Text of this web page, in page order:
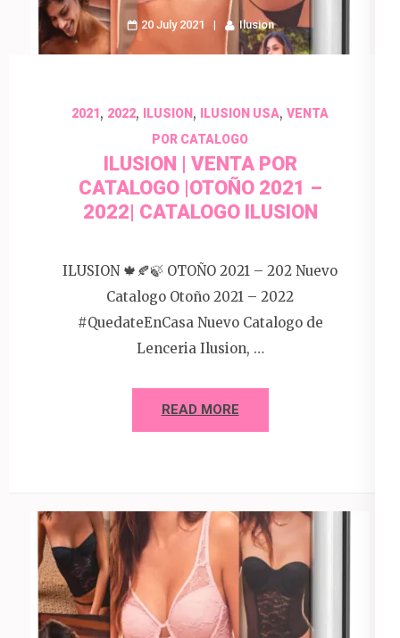
20 July 2021 Ilusion
2021, 2022, ILUSION , ILUSION USA, VENTA
POR CATALOGO
ILUSION | VENTA POR
CATALOGO |OTOÑO 2021 –
2022| CATALOGO ILUSION
ILUSION 🍁🍂🍃 OTOÑO 2021 – 202 Nuevo
Catalogo Otoño 2021 – 2022
#QuedateEnCasa Nuevo Catalogo de
Lenceria Ilusion, …
READ MORE